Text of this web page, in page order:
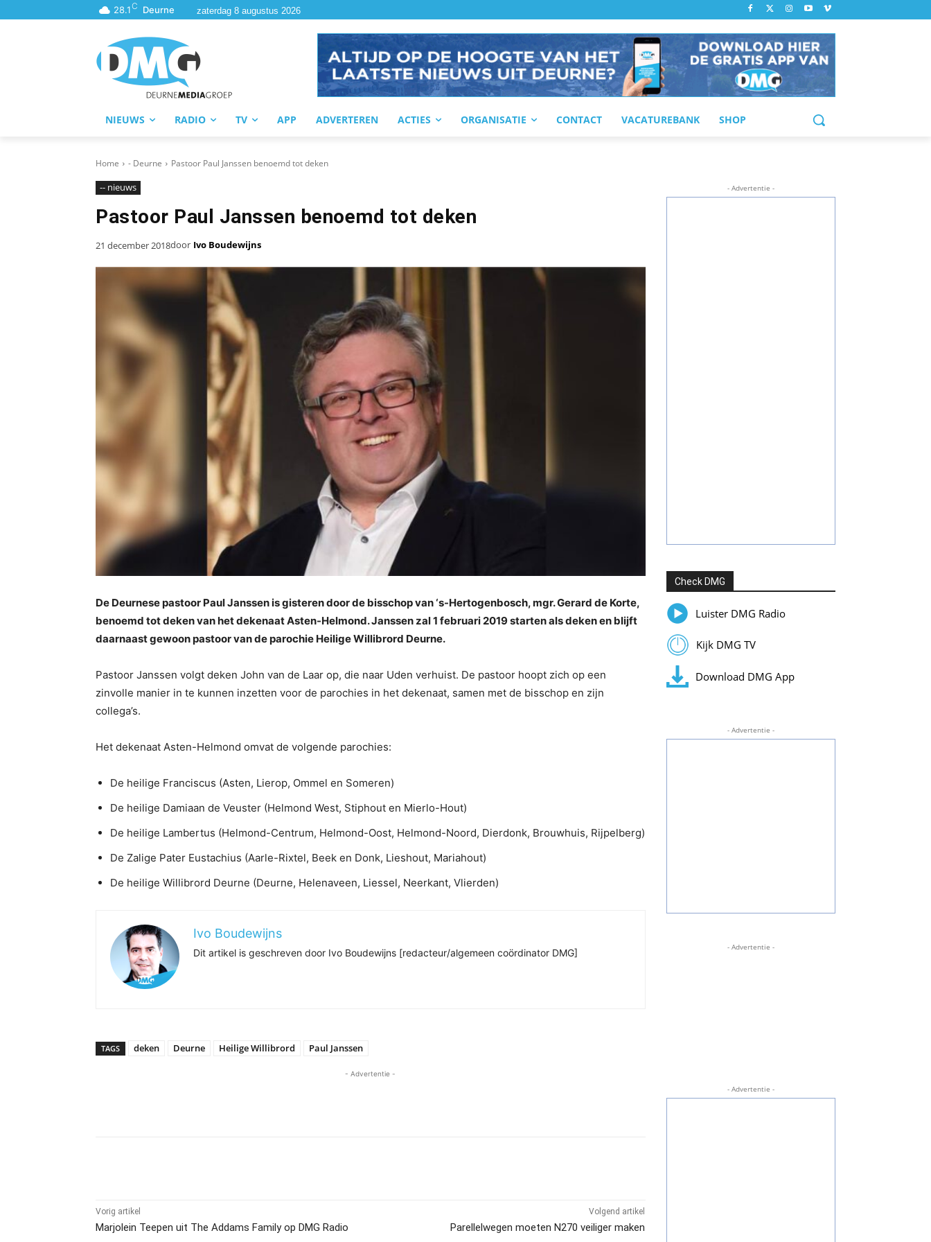
28.1C Deurne zaterdag 8 augustus 2026
NIEUWS RADIO TV APP ADVERTEREN ACTIES ORGANISATIE CONTACT VACATUREBANK SHOP
Home - Deurne Pastoor Paul Janssen benoemd tot deken
-- nieuws
Pastoor Paul Janssen benoemd tot deken
21 december 2018door Ivo Boudewijns
De Deurnese pastoor Paul Janssen is gisteren door de bisschop van ‘s-Hertogenbosch, mgr. Gerard de Korte,
benoemd tot deken van het dekenaat Asten-Helmond. Janssen zal 1 februari 2019 starten als deken en blijft
daarnaast gewoon pastoor van de parochie Heilige Willibrord Deurne.
Pastoor Janssen volgt deken John van de Laar op, die naar Uden verhuist. De pastoor hoopt zich op een
zinvolle manier in te kunnen inzetten voor de parochies in het dekenaat, samen met de bisschop en zijn
collega’s.
Het dekenaat Asten-Helmond omvat de volgende parochies:
De heilige Franciscus (Asten, Lierop, Ommel en Someren)
De heilige Damiaan de Veuster (Helmond West, Stiphout en Mierlo-Hout)
De heilige Lambertus (Helmond-Centrum, Helmond-Oost, Helmond-Noord, Dierdonk, Brouwhuis, Rijpelberg)
De Zalige Pater Eustachius (Aarle-Rixtel, Beek en Donk, Lieshout, Mariahout)
De heilige Willibrord Deurne (Deurne, Helenaveen, Liessel, Neerkant, Vlierden)
Ivo Boudewijns
Dit artikel is geschreven door Ivo Boudewijns [redacteur/algemeen coördinator DMG]
TAGS deken Deurne Heilige Willibrord Paul Janssen
- Advertentie -
Vorig artikel
Marjolein Teepen uit The Addams Family op DMG Radio
Volgend artikel
Parellelwegen moeten N270 veiliger maken
- Advertentie -
Check DMG
Luister DMG Radio
Kijk DMG TV
Download DMG App
- Advertentie -
- Advertentie -
- Advertentie -